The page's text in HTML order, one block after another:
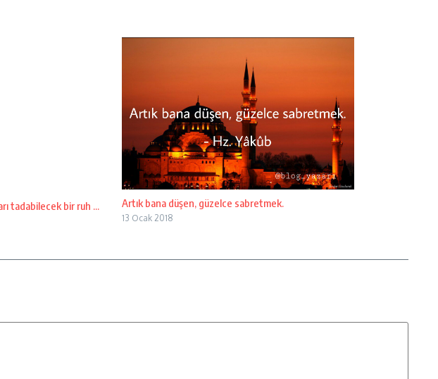
tadabilecek bir ruh ... Artık bana düşen, güzelce sabretmek.
13 Ocak 2018